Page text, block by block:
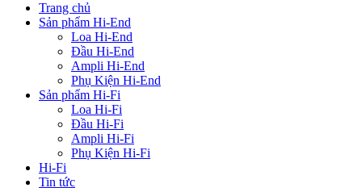
Trang chủ
Sản phẩm Hi-End
Loa Hi-End
Đầu Hi-End
Ampli Hi-End
Phụ Kiện Hi-End
Sản phẩm Hi-Fi
Loa Hi-Fi
Đầu Hi-Fi
Ampli Hi-Fi
Phụ Kiện Hi-Fi
Hi-Fi
Tin tức